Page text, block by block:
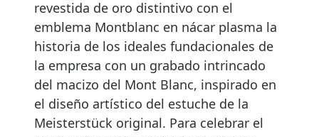
revestida de oro distintivo con el
emblema Montblanc en nácar plasma la
historia de los ideales fundacionales de
la empresa con un grabado intrincado
del macizo del Mont Blanc, inspirado en
el diseño artístico del estuche de la
Meisterstück original. Para celebrar el